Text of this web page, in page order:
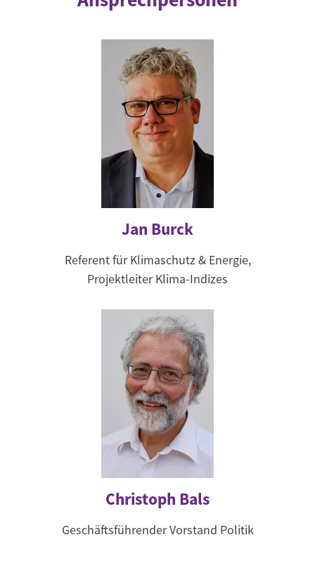
Jan Burck
Referent für Klimaschutz & Energie,
Projektleiter Klima-Indizes
Christoph Bals
Geschäftsführender Vorstand Politik